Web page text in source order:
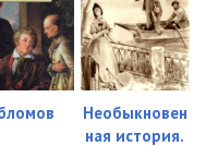
13:50
13:43
Необыкновен
ная история.